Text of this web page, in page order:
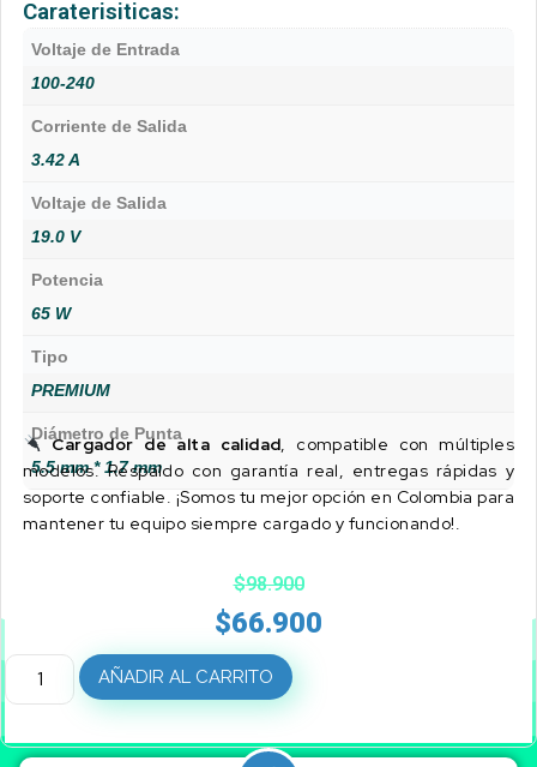
Caraterisiticas:
Voltaje de Entrada
100-240
Corriente de Salida
3.42 A
Voltaje de Salida
19.0 V
Potencia
65 W
Tipo
PREMIUM
Diámetro de Punta
5.5 mm * 1.7 mm
Cargador de alta calidad, compatible con múltiples
modelos. Respaldo con garantía real, entregas rápidas y
soporte confiable. ¡Somos tu mejor opción en Colombia para
mantener tu equipo siempre cargado y funcionando!.
$98.900
$66.900
AÑADIR AL CARRITO